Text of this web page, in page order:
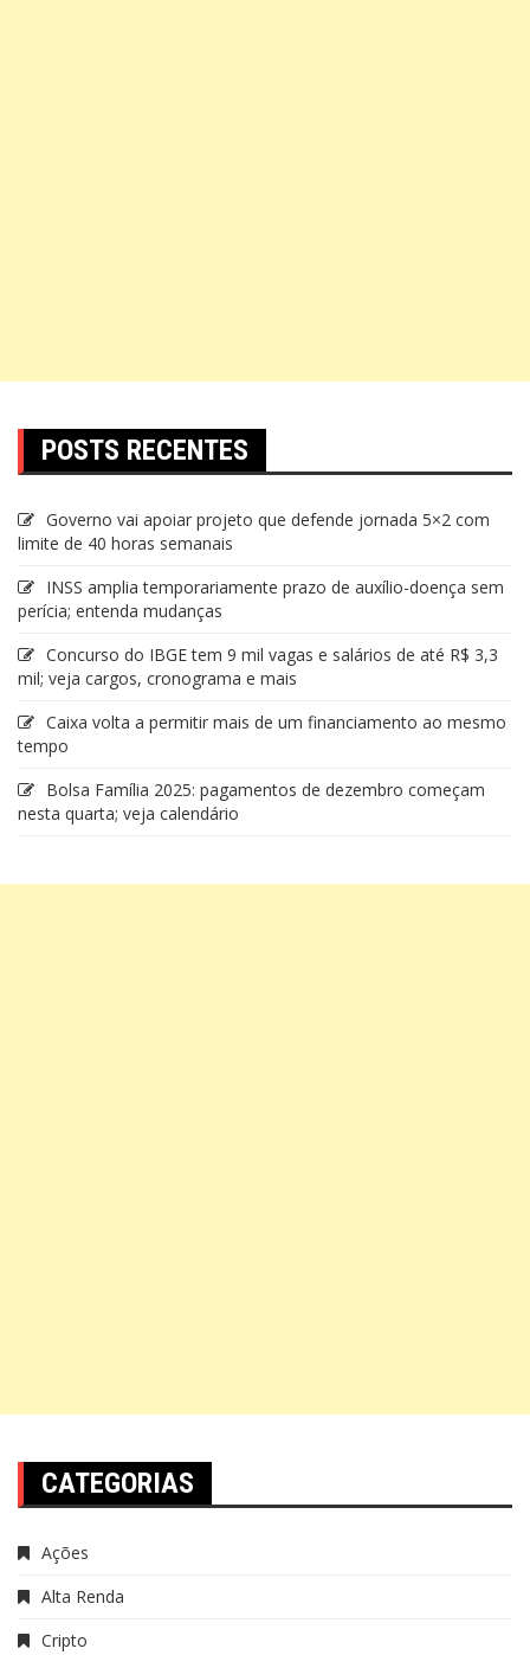
POSTS RECENTES
Governo vai apoiar projeto que defende jornada 5×2 com
limite de 40 horas semanais
INSS amplia temporariamente prazo de auxílio-doença sem
perícia; entenda mudanças
Concurso do IBGE tem 9 mil vagas e salários de até R$ 3,3
mil; veja cargos, cronograma e mais
Caixa volta a permitir mais de um financiamento ao mesmo
tempo
Bolsa Família 2025: pagamentos de dezembro começam
nesta quarta; veja calendário
CATEGORIAS
Ações
Alta Renda
Cripto